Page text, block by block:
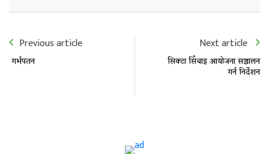
Previous article
गर्भपतन
Next article
सिक्टा सिँचाइ आयोजना सञ्चालन
गर्न निर्देशन